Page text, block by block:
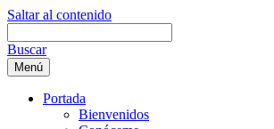
Saltar al contenido
Buscar
Menú
Portada
Bienvenidos